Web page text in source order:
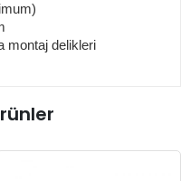
montaj delikleri